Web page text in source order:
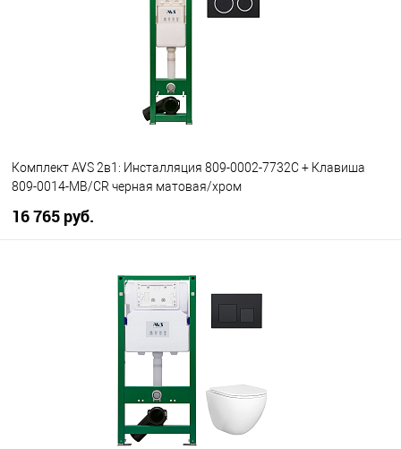
Комплект AVS 2в1: Инсталляция 809-0002-7732C + Клавиша
809-0014-MB/CR черная матовая/хром
16 765 руб.
В наличии